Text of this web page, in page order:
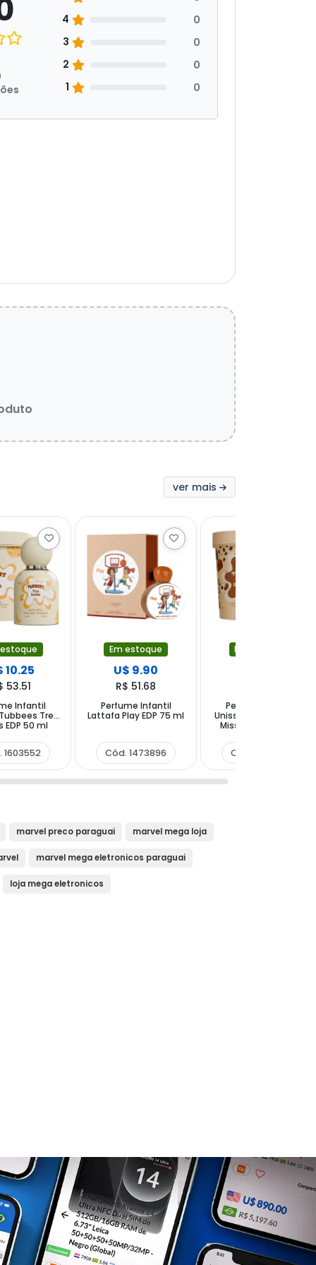
4
0
3
0
2
0
1
0
ver mais
10.25
53.51
Infantil
Tres
EDP 50 ml
1603552
Em estoque
U$ 9.90
R$ 51.68
Perfume Infantil
Lattafa Play EDP 75 ml
Cód. 1473896
Em estoque
Perfume Infantil
Unissex Tubbees Tira
Miss You EDP 50 ml
Cód. 1603576
marvel preco paraguai marvel mega loja
marvel mega eletronicos paraguai
loja mega eletronicos